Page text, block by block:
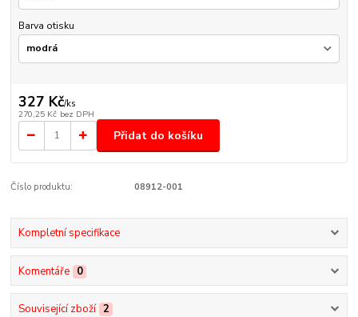
Barva otisku
327 Kč/ks
270,25 Kč bez DPH
Přidat do košíku
Číslo produktu: 08912-001
Kompletní specifikace
Komentáře 0
Související zboží 2